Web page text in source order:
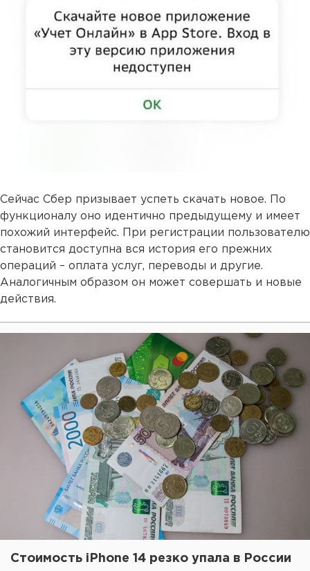
Сейчас Сбер призывает успеть скачать новое. По
функционалу оно идентично предыдущему и имеет
похожий интерфейс. При регистрации пользователю
становится доступна вся история его прежних
операций – оплата услуг, переводы и другие.
Аналогичным образом он может совершать и новые
действия.
Стоимость iPhone 14 резко упала в России